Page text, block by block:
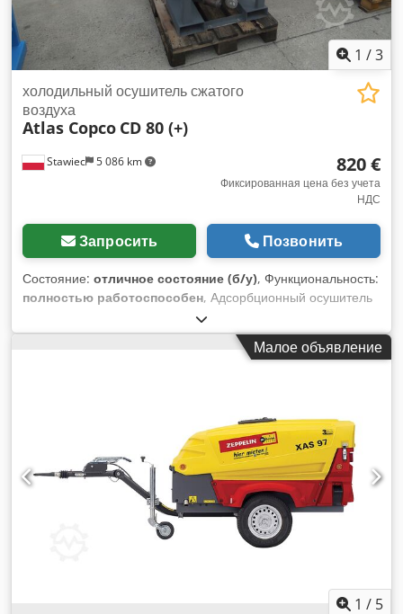
1 /3
Stawiec 5 086 km
холодильный осушитель сжатого
воздуха
Atlas Copco CD 80 (+)
820 €
Фиксированная цена без учета
НДС
Запросить Позвонить
Состояние: отличное состояние (б/у), Функциональность:
полностью работоспособен, Адсорбционный осушитель
ATLAS COPCO CD 80 Технические характеристики: Dodpfx
Agozm Ip Rs Uock производительность: 4800 л/мин;
осушитель в полностью рабочем состоянии; цена нетто:
Малое объявление
1 / 5